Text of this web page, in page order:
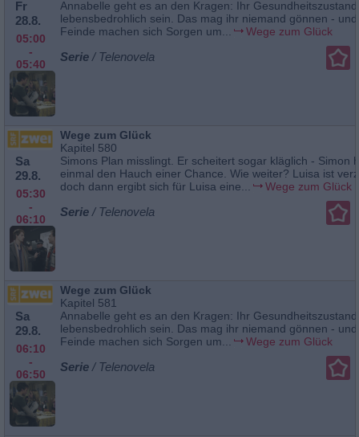
Fr
28.8.
05:00
-
05:40
Annabelle geht es an den Kragen: Ihr
lebensbedrohlich sein. Das mag ihr niemand gönnen -
Feinde machen sich Sorgen um...
Wege zum Glück
Serie / Telenovela
Sa
29.8.
05:30
-
06:10
Wege zum Glück
Kapitel 580
Simons Plan misslingt. Er scheitert sogar kläglich - Simon
einmal den Hauch einer Chance. Wie weiter? Luisa ist
doch dann ergibt sich für Luisa eine...
Wege zum Glück
Serie / Telenovela
Sa
29.8.
06:10
-
06:50
Wege zum Glück
Kapitel 581
Annabelle geht es an den Kragen: Ihr
lebensbedrohlich sein. Das mag ihr niemand gönnen -
Feinde machen sich Sorgen um...
Wege zum Glück
Serie / Telenovela